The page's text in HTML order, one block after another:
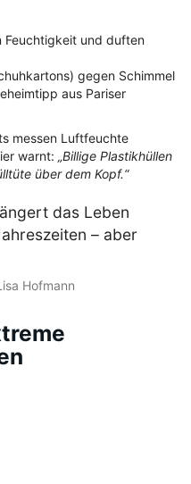
Feuchtigkeit und duften
gegen Schimmel
aus Pariser
messen Luftfeuchte
warnt: „Billige Plastikhüllen
über dem Kopf.“
das Leben
– aber
Hofmann